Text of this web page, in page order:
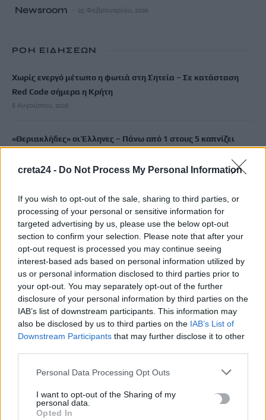
creta24 - Do Not Process My Personal Information
If you wish to opt-out of the sale, sharing to third parties, or
processing of your personal or sensitive information for
targeted advertising by us, please use the below opt-out
section to confirm your selection. Please note that after your
opt-out request is processed you may continue seeing
interest-based ads based on personal information utilized by
us or personal information disclosed to third parties prior to
your opt-out. You may separately opt-out of the further
disclosure of your personal information by third parties on the
IAB’s list of downstream participants. This information may
also be disclosed by us to third parties on the IAB’s List of
Downstream Participants that may further disclose it to other
Personal Data Processing Opt Outs
I want to opt-out of the Sharing of my
personal data.
Opted In
Newsroom 25 Φεβρουαρίου, 2026
ΡΟΗ ΕΙΔΗΣΕΩΝ
Χωρίς ενεργό μέτωπο η φωτιά στη Σητεία – Σε κατάσταση
Red Code σήμερα η Κρήτη
8 Αυγούστου, 2026
«Θεριακλήδες» οι Έλληνες – Πάνω από 1 στους 5 καπνίζει
7 Αυγούστου, 2026
Σε εξέλιξη οι δηλώσεις Πόθεν Έσχες – Αναλυτικά η
διαδικασία
7 Αυγούστου, 2026
Πότε πληρώνονται οι συντάξεις Σεπτεμβρίου
7 Αυγούστου, 2026
Ξεκινούν οι ετήσιες Καλοκαιρινές Εκθέσεις του Φεστιβάλ
Κινηματογράφου Χανίων
7 Αυγούστου, 2026
Ισπανία: Απολιθώματα αποκαλύπτουν ότι οι πρώτοι
7 Αυγούστου, 2026